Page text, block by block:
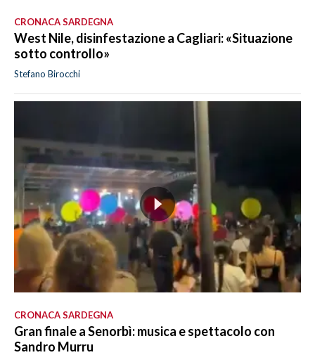
CRONACA SARDEGNA
West Nile, disinfestazione a Cagliari: «Situazione
sotto controllo»
Stefano Birocchi
CRONACA SARDEGNA
Gran finale a Senorbì: musica e spettacolo con
Sandro Murru